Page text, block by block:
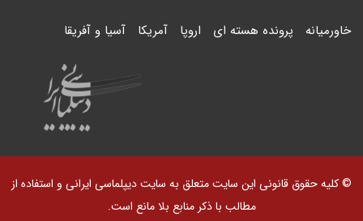
خاورمیانه پرونده هسته ای اروپا آمریکا آسیا و آفریقا
© کلیه حقوق قانونی این سایت متعلق به سایت دیپلماسی ایرانی و استفاده از
مطالب با ذکر منابع بلا مانع است.